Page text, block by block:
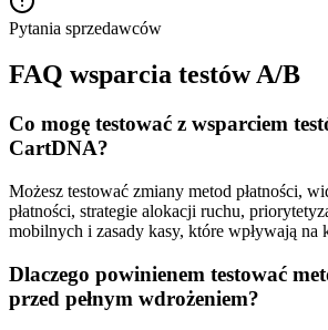
Pytania sprzedawców
FAQ wsparcia testów A/B
Co mogę testować z wsparciem
CartDNA?
Możesz testować zmiany metod płatności,
płatności, strategie alokacji ruchu,
mobilnych i zasady kasy, które wpływają na
Dlaczego powinienem testować
przed pełnym wdrożeniem?